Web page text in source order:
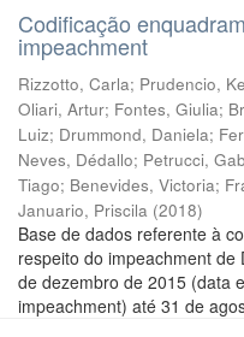
Codificação
impeachment
Rizzotto, Carla; Prudencio,
Oliari, Artur; Fontes, Giulia;
Luiz; Drummond, Daniela;
Neves, Dédallo; Petrucci,
Tiago; Benevides, Victoria;
Januario, Priscila (2018)
Base de dados referente à
respeito do impeachment de
de dezembro de 2015 (data
impeachment) até 31 de